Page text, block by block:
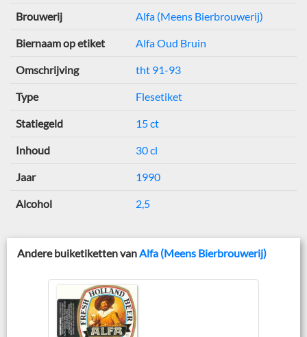
Brouwerij Alfa (Meens Bierbrouwerij)
Biernaam op etiket Alfa Oud Bruin
Omschrijving tht 91-93
Type Flesetiket
Statiegeld 15 ct
Inhoud 30 cl
Jaar 1990
Alcohol 2,5
Andere buiketiketten vanAlfa (Meens Bierbrouwerij)